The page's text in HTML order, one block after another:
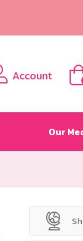
Account
Our